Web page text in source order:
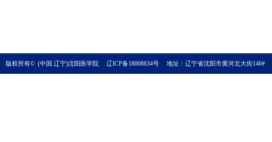
版权所有© (中国.辽宁)沈阳医学院 辽ICP备18008634号 地址：辽宁省沈阳市黄河北大街146#